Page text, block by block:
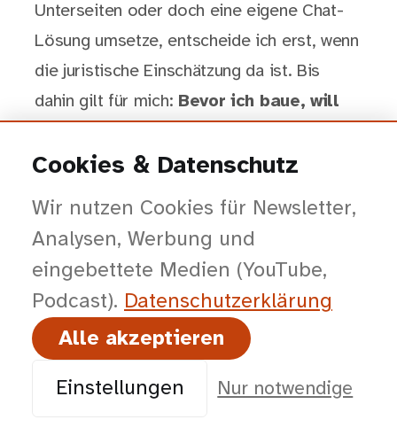
Unterseiten oder doch eine eigene Chat-
Lösung umsetze, entscheide ich erst, wenn
die juristische Einschätzung da ist. Bis
dahin gilt für mich: Bevor ich baue, will
Sparringsmodell das eigentliche
Wie löst ihr das?Habt ihr KI-Buttons auf
eurer B2B-Site? Oder einen eigenen Chat?
Welche Erfahrungen habt ihr mit
Conversion und Brand Voice gemacht?
LinkedInoder über die Kontaktseite.
Cookies & Datenschutz
Wir nutzen Cookies für Newsletter,
Analysen, Werbung und
eingebettete Medien (YouTube,
Podcast). Datenschutz­erklärung
Alle akzeptieren
Einstellungen Nur notwendige